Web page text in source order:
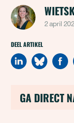
2 april
DEEL ARTIKEL
GA DIRECT